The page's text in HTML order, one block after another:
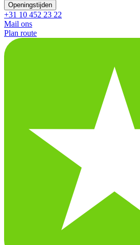
Openingstijden
+31 10 452 23 22
Mail ons
Plan route